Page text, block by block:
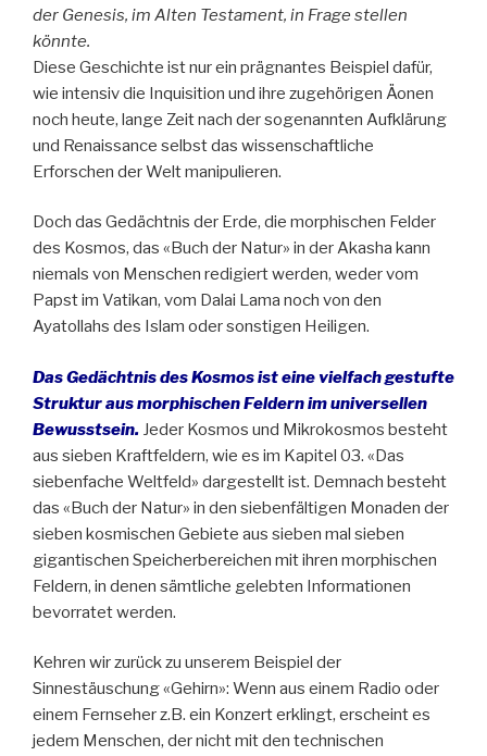
der Genesis, im Alten Testament, in Frage stellen
könnte.
Diese Geschichte ist nur ein prägnantes Beispiel dafür,
wie intensiv die Inquisition und ihre zugehörigen Äonen
noch heute, lange Zeit nach der sogenannten Aufklärung
und Renaissance selbst das wissenschaftliche
Erforschen der Welt manipulieren.
Doch das Gedächtnis der Erde, die morphischen Felder
des Kosmos, das «Buch der Natur» in der Akasha kann
niemals von Menschen redigiert werden, weder vom
Papst im Vatikan, vom Dalai Lama noch von den
Ayatollahs des Islam oder sonstigen Heiligen.
Das Gedächtnis des Kosmos ist eine vielfach gestufte
Struktur aus morphischen Feldern im universellen
Bewusstsein. Jeder Kosmos und Mikrokosmos besteht
aus sieben Kraftfeldern, wie es im Kapitel 03. «Das
siebenfache Weltfeld» dargestellt ist. Demnach besteht
das «Buch der Natur» in den siebenfältigen Monaden der
sieben kosmischen Gebiete aus sieben mal sieben
gigantischen Speicherbereichen mit ihren morphischen
Feldern, in denen sämtliche gelebten Informationen
bevorratet werden.
Kehren wir zurück zu unserem Beispiel der
Sinnestäuschung «Gehirn»: Wenn aus einem Radio oder
einem Fernseher z.B. ein Konzert erklingt, erscheint es
jedem Menschen, der nicht mit den technischen